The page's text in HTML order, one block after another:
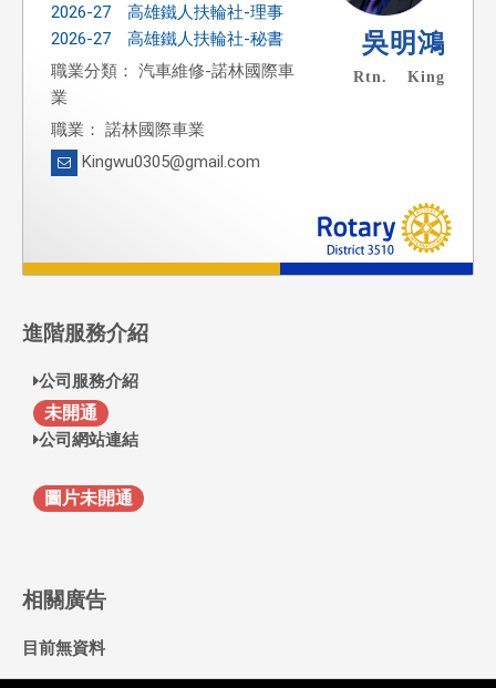
2026-27 高雄鐵人扶輪社-理事
2026-27 高雄鐵人扶輪社-秘書
職業分類： 汽車維修-諾林國際車
業
職業： 諾林國際車業
Kingwu0305@gmail.com
吳明鴻
Rtn. King
進階服務介紹
公司服務介紹
未開通
公司網站連結
圖片未開通
相關廣告
目前無資料